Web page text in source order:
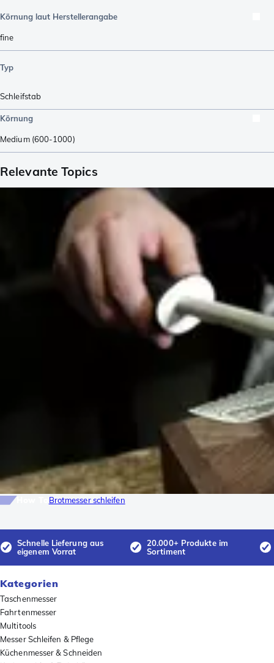
Körnung laut Herstellerangabe
fine
Typ
Schleifstab
Körnung
Medium (600-1000)
Relevante Topics
Brotmesser schleifen
Schnelle Lieferung aus
eigenem Vorrat
20.000+ Produkte im
Sortiment
Kategorien
Taschenmesser
Fahrtenmesser
Multitools
Messer Schleifen & Pflege
Küchenmesser & Schneiden